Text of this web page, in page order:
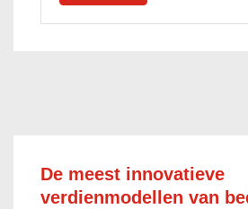
De meest innovatieve
verdienmodellen van